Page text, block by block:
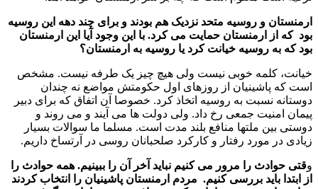
ارمنستان و روسیه متحد نزدیک هم بودند و برای چند دهه این روسیه
بود که از ارمنستان حمایت می کرد. با این وجود آیا این ارمنستان
بود که به روسیه خیانت کرد یا روسیه به ارمنستان؟
خیانت، کلمه خوبی نیست ولی هیچ چیز یک طرفه نیست. مشخص
است که پاشینیان از روزهای اول حکومتش مواضع نه چندان
دوستانه نسبت به روسیه اتخاذ کرد. خصوصا آن اتفاق که برای دبیر
پیمان امنیت جمعی رخ داد. ولی دولت ها می آیند و می روند و
دوستی بین ملتها منافع بلند مدت است. مسلما ما سوالات بسیار
زیادی در مورد رفتار و کارکرد صلحبانان روسی در آرتساخ داریم.
وقتی حوادث را مرور می کنیم نباید آخر آن را ببینیم. همه حوادث را
از ابتدا باید بررسی کنیم. مردم ارمنستان پاشینیان را انتخاب کردند